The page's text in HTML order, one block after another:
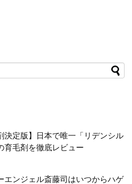
決定版】日本で唯一「リデンシル
育毛剤を徹底レビュー
エンジェル斎藤司はいつからハゲ